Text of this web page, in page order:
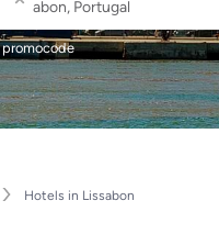
promocode
Hotels in Lissabon